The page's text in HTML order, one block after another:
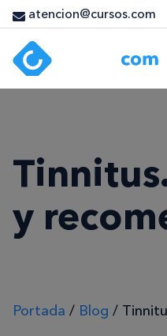
atencion@cursos.com
y
Portada / Blog /